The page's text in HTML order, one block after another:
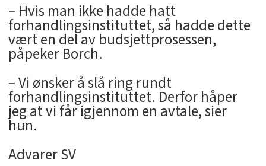
– Hvis man ikke hadde hatt
forhandlingsinstituttet, så hadde dette
vært en del av budsjettprosessen,
påpeker Borch.
– Vi ønsker å slå ring rundt
forhandlingsinstituttet. Derfor håper
jeg at vi får igjennom en avtale, sier
hun.
Advarer SV